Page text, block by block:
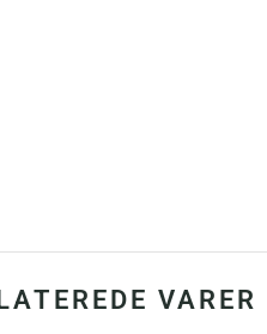
VARER